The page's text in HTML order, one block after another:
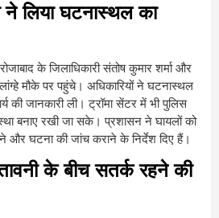
लिया घटनास्थल का
के जिलाधिकारी संतोष कुमार शर्मा और
मौके पर पहुंचे। अधिकारियों ने घटनास्थल
की जानकारी ली। ट्रॉमा सेंटर में भी पुलिस
बनाए रखी जा सके। प्रशासन ने घायलों को
और घटना की जांच कराने के निर्देश दिए हैं।
के बीच सतर्क रहने की